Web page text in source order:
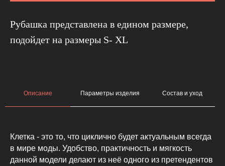
Рубашка представлена в едином размере,
подойдет на размеры S- XL
Описание Параметры изделия Состав и уход
Клетка - это то, что циклично будет актуальным всегда
в мире моды. Удобство, практичность и мягкость
данной модели делают из неё одного из претендентов